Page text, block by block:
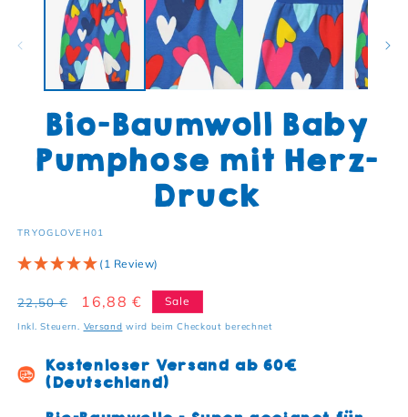
Bio-Baumwoll Baby
Pumphose mit Herz-
Druck
SKU:
TRYOGLOVEH01
(1 Review)
Normaler Preis
22,50 € Verkaufspreis
16,88 € Sale
Inkl. Steuern. Versand wird beim Checkout berechnet
Kostenloser Versand ab 60€
(Deutschland)